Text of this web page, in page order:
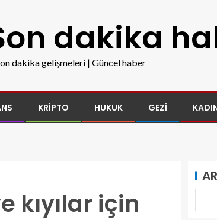
dakika
dakika gelişmeleri | Güncel haber
KRIPTO HUKUK GEZI
kıyılar için